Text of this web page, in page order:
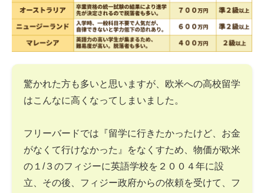
驚かれた方も多いと思いますが、欧米への高校留学
はこんなに高くなってしまいました。
フリーバードでは『留学に行きたかったけど、お金
がなくて行けなかった』をなくすため、物価が欧米
の１/３のフィジーに英語学校を２００４年に設
立、その後、フィジー政府からの依頼を受けて、フ